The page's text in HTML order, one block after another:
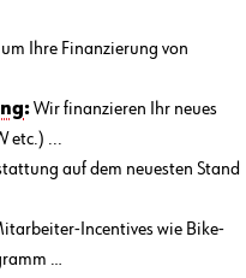
Ihre Finanzierung von
:Wir finanzieren Ihr neues
etc.) ...
auf dem neuesten Stand
Incentives wie Bike-
…